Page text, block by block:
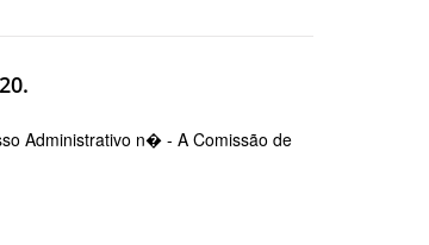
Administrativo n� - A Comissão de